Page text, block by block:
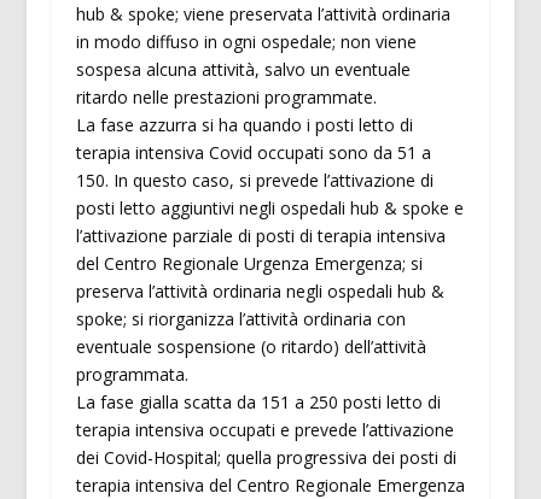
hub & spoke; viene preservata l’attività ordinaria
in modo diffuso in ogni ospedale; non viene
sospesa alcuna attività, salvo un eventuale
ritardo nelle prestazioni programmate.
La fase azzurra si ha quando i posti letto di
terapia intensiva Covid occupati sono da 51 a
150. In questo caso, si prevede l’attivazione di
posti letto aggiuntivi negli ospedali hub & spoke e
l’attivazione parziale di posti di terapia intensiva
del Centro Regionale Urgenza Emergenza; si
preserva l’attività ordinaria negli ospedali hub &
spoke; si riorganizza l’attività ordinaria con
eventuale sospensione (o ritardo) dell’attività
programmata.
La fase gialla scatta da 151 a 250 posti letto di
terapia intensiva occupati e prevede l’attivazione
dei Covid-Hospital; quella progressiva dei posti di
terapia intensiva del Centro Regionale Emergenza